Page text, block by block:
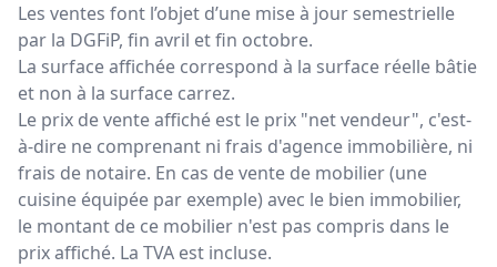
Les ventes font l’objet d’une mise à jour semestrielle
par la DGFiP, fin avril et fin octobre.
La surface affichée correspond à la surface réelle bâtie
et non à la surface carrez.
Le prix de vente affiché est le prix "net vendeur", c'est-
à-dire ne comprenant ni frais d'agence immobilière, ni
frais de notaire. En cas de vente de mobilier (une
cuisine équipée par exemple) avec le bien immobilier,
le montant de ce mobilier n'est pas compris dans le
prix affiché. La TVA est incluse.